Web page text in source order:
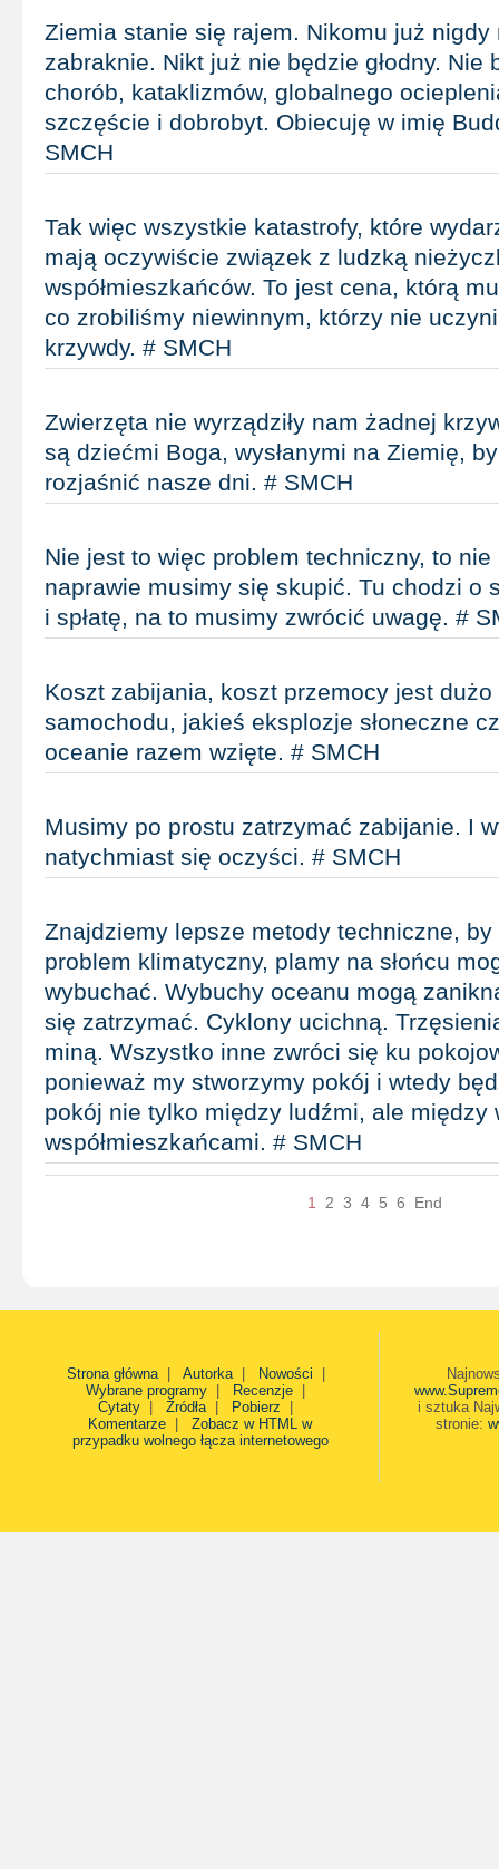
Ziemia stanie się rajem. Nikomu już nigdy
zabraknie. Nikt już nie będzie głodny. Nie
chorób, kataklizmów, globalnego
szczęście i dobrobyt. Obiecuję w imię
SMCH
Tak więc wszystkie katastrofy, które
mają oczywiście związek z ludzką
współmieszkańców. To jest cena, którą
co zrobiliśmy niewinnym, którzy nie
krzywdy. # SMCH
Zwierzęta nie wyrządziły nam żadnej
są dziećmi Boga, wysłanymi na Ziemię,
rozjaśnić nasze dni. # SMCH
Nie jest to więc problem techniczny, to
naprawie musimy się skupić. Tu chodzi o
i spłatę, na to musimy zwrócić uwagę. #
Koszt zabijania, koszt przemocy jest
samochodu, jakieś eksplozje słoneczne
oceanie razem wzięte. # SMCH
Musimy po prostu zatrzymać zabijanie. I
natychmiast się oczyści. # SMCH
Znajdziemy lepsze metody techniczne, by
problem klimatyczny, plamy na słońcu
wybuchać. Wybuchy oceanu mogą
się zatrzymać. Cyklony ucichną.
miną. Wszystko inne zwróci się ku
ponieważ my stworzymy pokój i wtedy
pokój nie tylko między ludźmi, ale między
współmieszkańcami. # SMCH
1 2 3 4 5 6 End
Strona główna| Autorka| Nowości
Wybrane programy
Recenzje
Cytaty
Źródła| Pobierz
Komentarze
Zobacz w HTML w
przypadku wolnego łącza internetowego
i sztuka
stronie: